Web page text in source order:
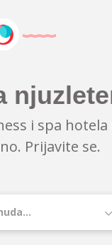
i spa hotela
Prijavite se.